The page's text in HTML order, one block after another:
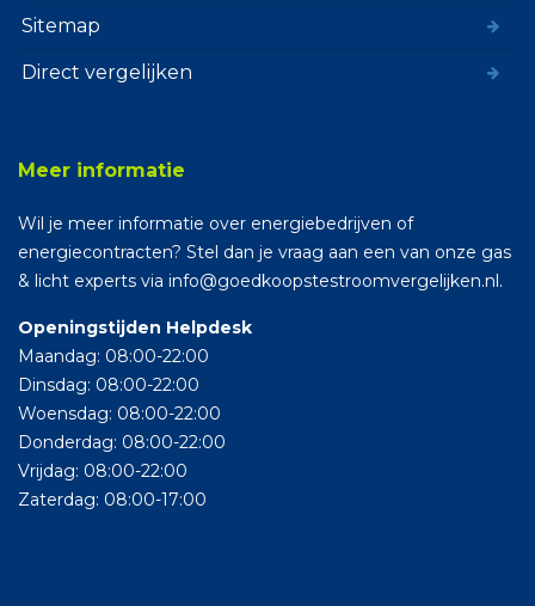
Sitemap
Direct vergelijken
Meer informatie
Wil je meer informatie over energiebedrijven of
energiecontracten? Stel dan je vraag aan een van onze gas
& licht experts via info@goedkoopstestroomvergelijken.nl.
Openingstijden Helpdesk
Maandag: 08:00-22:00
Dinsdag: 08:00-22:00
Woensdag: 08:00-22:00
Donderdag: 08:00-22:00
Vrijdag: 08:00-22:00
Zaterdag: 08:00-17:00